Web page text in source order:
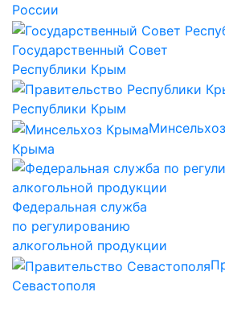
России
Государственный Совет
Республики Крым
Республики Крым
Минсельхоз
Крыма
Федеральная служба
по регулированию
алкогольной продукции
Севастополя